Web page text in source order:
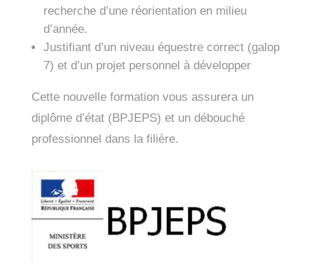
recherche d’une réorientation en milieu
d’année.
Justifiant d’un niveau équestre correct (galop
7) et d’un projet personnel à développer
Cette nouvelle formation vous assurera un
diplôme d’état (BPJEPS) et un débouché
professionnel dans la filière.